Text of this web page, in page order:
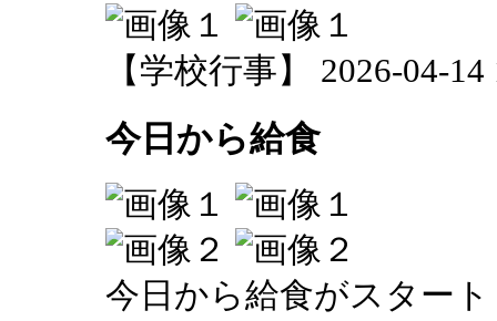
【学校行事】 2026-04-
今日から給食
今日から給食がスター